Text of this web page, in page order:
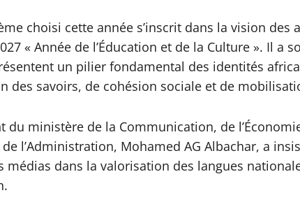
choisi cette année s’inscrit dans la vision
« Année de l’Éducation et de la Culture ». Il a
un pilier fondamental des identités
des savoirs, de cohésion sociale et de
du ministère de la Communication, de
l’Administration, Mohamed AG Albachar, a
médias dans la valorisation des langues